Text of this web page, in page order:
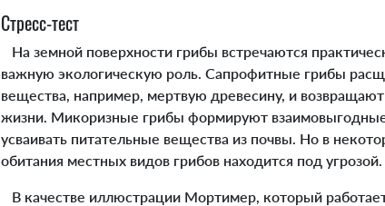
Стресс-тест
На земной поверхности грибы встречаются
важную экологическую роль. Сапрофитные грибы
вещества, например, мертвую древесину, и
жизни. Микоризные грибы формируют
усваивать питательные вещества из почвы. Но в
обитания местных видов грибов находится под угрозой.
В качестве иллюстрации Мортимер, который